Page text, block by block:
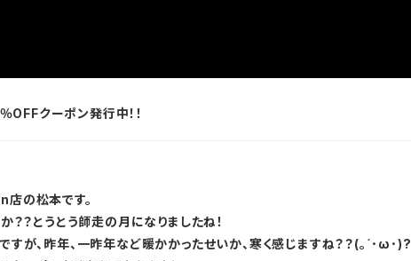
OFFクーポン発行中！！
の松本です。
？？とうとう師走の月になりましたね！
が、昨年、一昨年など暖かかったせいか、寒く感じますね？？(。´･ω･)?